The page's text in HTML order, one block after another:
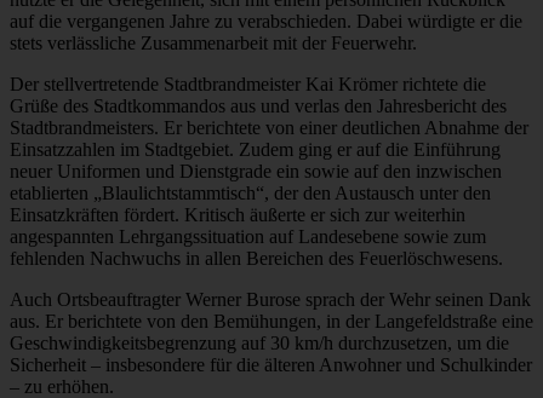
auf die vergangenen Jahre zu verabschieden. Dabei würdigte er die
stets verlässliche Zusammenarbeit mit der Feuerwehr.
Der stellvertretende Stadtbrandmeister Kai Krömer richtete die
Grüße des Stadtkommandos aus und verlas den Jahresbericht des
Stadtbrandmeisters. Er berichtete von einer deutlichen Abnahme der
Einsatzzahlen im Stadtgebiet. Zudem ging er auf die Einführung
neuer Uniformen und Dienstgrade ein sowie auf den inzwischen
etablierten „Blaulichtstammtisch“, der den Austausch unter den
Einsatzkräften fördert. Kritisch äußerte er sich zur weiterhin
angespannten Lehrgangssituation auf Landesebene sowie zum
fehlenden Nachwuchs in allen Bereichen des Feuerlöschwesens.
Auch Ortsbeauftragter Werner Burose sprach der Wehr seinen Dank
aus. Er berichtete von den Bemühungen, in der Langefeldstraße eine
Geschwindigkeitsbegrenzung auf 30 km/h durchzusetzen, um die
Sicherheit – insbesondere für die älteren Anwohner und Schulkinder
– zu erhöhen.